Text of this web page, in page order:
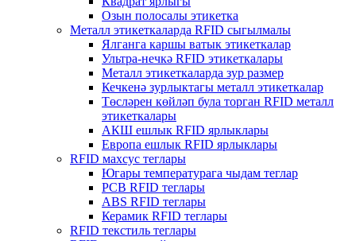
Озын полосалы этикетка
Металл этикеткаларда RFID сыгылмалы
Ялганга каршы ватык этикеткалар
Ультра-нечкә RFID этикеткалары
Металл этикеткаларда зур размер
Кечкенә зурлыктагы металл этикеткалар
Төсләрен көйләп була торган RFID металл
этикеткалары
АКШ ешлык RFID ярлыклары
Европа ешлык RFID ярлыклары
RFID махсус теглары
Югары температурага чыдам теглар
PCB RFID теглары
ABS RFID теглары
Керамик RFID теглары
RFID текстиль теглары